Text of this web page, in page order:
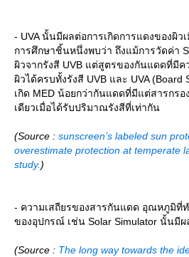
- UVA นั้นมีผลต่อการเกิดการแดงของผิ
การศึกษาชิ้นหนึ่งพบว่า ถึงแม้การวัดค่า
ผิวจากรังสี UVB แต่สูตรของกันแดดที่มีค
ผิวได้ครบทั้งรังสี UVB และ UVA
เกิด MED น้อยกว่ากันแดดที่มีแต่สารกรอ
เดียวเมื่อได้รับปริมาณรังสีที่เท่ากัน
(Source : sunscreen’s labeled sun
overestimate protection at temperate
study.)
- ความเสถียรของสารกันแดด อุณหภูมิที่
ของอุปกรณ์ เช่น Solar Simulator นั้นมีผ
(Source : The long way towards the